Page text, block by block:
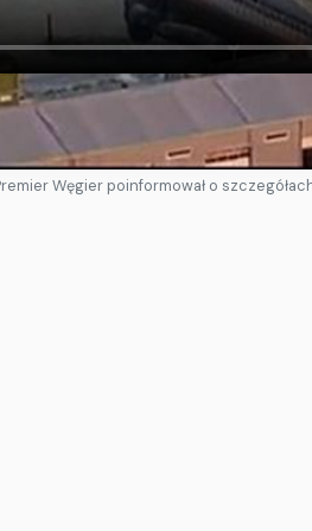
materiału
Węgier poinformował o